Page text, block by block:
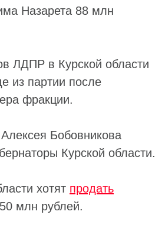
Назарета 88 млн
ЛДПР в Курской области
из партии после
фракции.
Алексея Бобовникова
Курской области.
хотят продать
млн рублей.